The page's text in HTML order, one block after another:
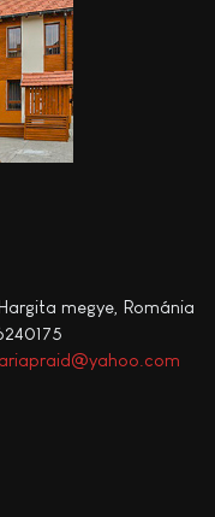
megye, Románia